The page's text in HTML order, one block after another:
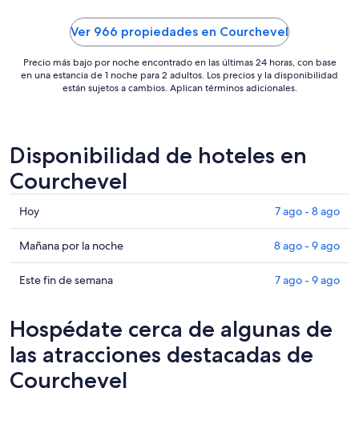
5
sep
al
6
sep
Ver 966 propiedades en Courchevel
Precio más bajo por noche encontrado en las últimas 24 horas, con base
en una estancia de 1 noche para 2 adultos. Los precios y la disponibilidad
están sujetos a cambios. Aplican términos adicionales.
Disponibilidad de hoteles en
Courchevel
Consultar
precios
en
Courchevel
para
ago
8
ago
Hoy 7 ago - 8 ago
Consultar
precios
en
mañana
la
noche,
Mañana por la noche 8 ago - 9 ago
Consultar
Courchevel
para
este
fin
Este fin de semana 7 ago - 9 ago
Hospédate cerca de algunas de
las atracciones destacadas de
Courchevel